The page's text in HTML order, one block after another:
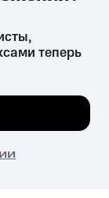
вред здоровью,
теперь